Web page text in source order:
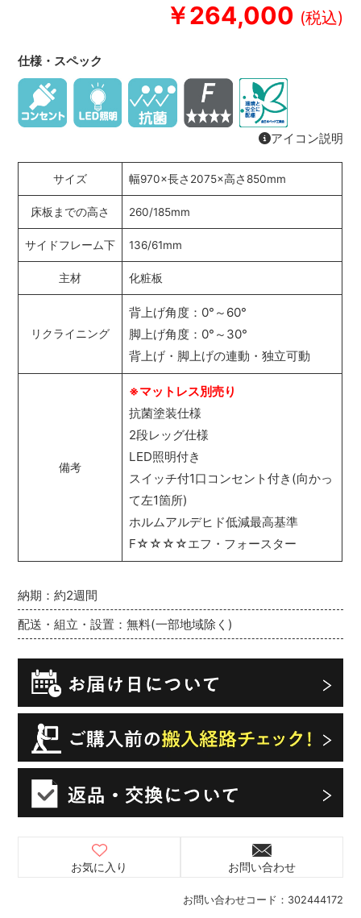
￥264,000
お問い合わせコード： 302444172
納期：約2週間
配送・組立・設置：無料(一部地域除く)
お気に入り お問い合わせ
仕様・スペック
アイコン説明
サイズ 幅970×長さ2075×高さ850mm
床板までの高さ 260/185mm
サイドフレーム下 136/61mm
主材 化粧板
リクライニング
背上げ角度：0°～60°
脚上げ角度：0°～30°
背上げ・脚上げの連動・独立可動
備考
※マットレス別売り
抗菌塗装仕様
2段レッグ仕様
LED照明付き
スイッチ付1口コンセント付き(向かっ
て左1箇所)
ホルムアルデヒド低減最高基準
F☆☆☆☆エフ・フォースター